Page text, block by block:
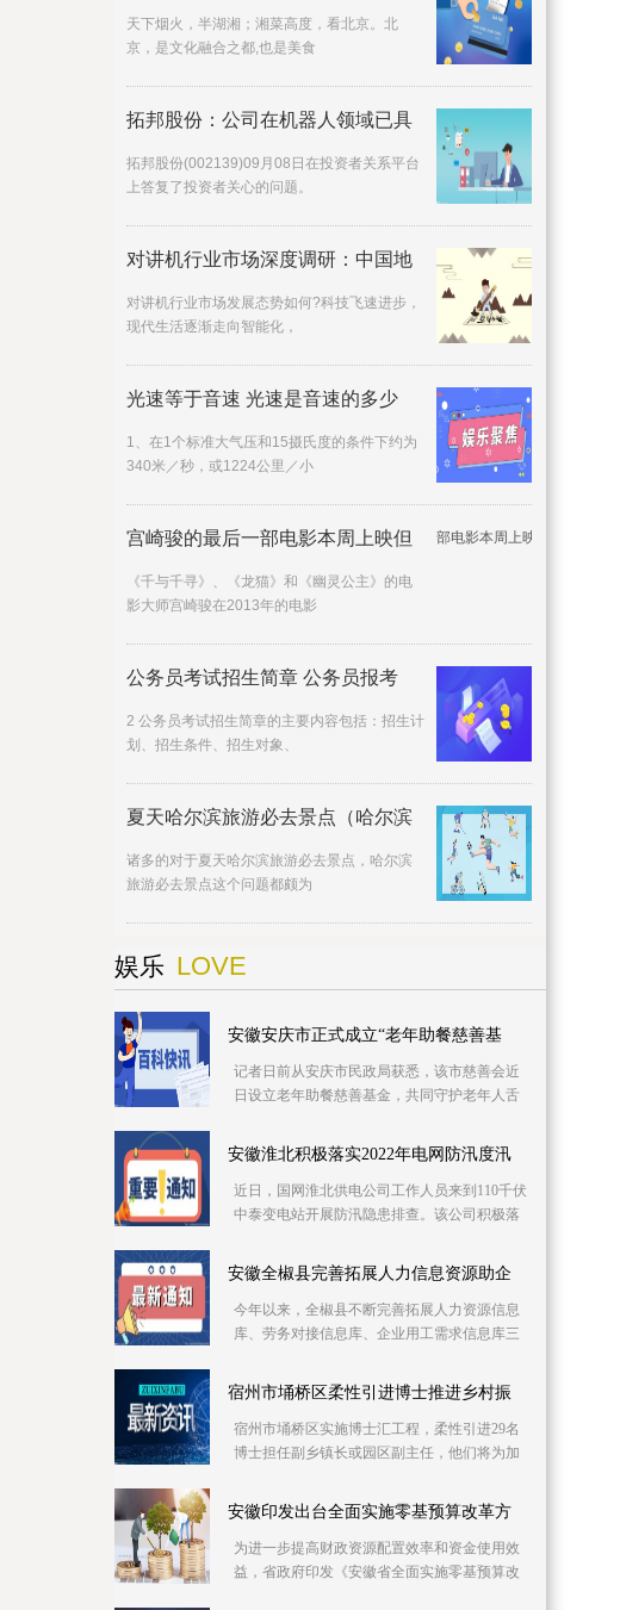
天下烟火，半湖湘；湘菜高度，看北京。北
京，是文化融合之都,也是美食
拓邦股份：公司在机器人领域已具
拓邦股份(002139)09月08日在投资者关系平台
上答复了投资者关心的问题。
对讲机行业市场深度调研：中国地
对讲机行业市场发展态势如何?科技飞速进步，
现代生活逐渐走向智能化，
光速等于音速 光速是音速的多少
1、在1个标准大气压和15摄氏度的条件下约为
340米／秒，或1224公里／小
宫崎骏的最后一部电影本周上映但
《千与千寻》、《龙猫》和《幽灵公主》的电
影大师宫崎骏在2013年的电影
公务员考试招生简章 公务员报考
2 公务员考试招生简章的主要内容包括：招生计
划、招生条件、招生对象、
夏天哈尔滨旅游必去景点（哈尔滨
诸多的对于夏天哈尔滨旅游必去景点，哈尔滨
旅游必去景点这个问题都颇为
娱乐 LOVE
安徽安庆市正式成立“老年助餐慈善基
记者日前从安庆市民政局获悉，该市慈善会近
日设立老年助餐慈善基金，共同守护老年人舌
年食堂、社
安徽淮北积极落实2022年电网防汛度汛
近日，国网淮北供电公司工作人员来到110千伏
中泰变电站开展防汛隐患排查。该公司积极落
推进极端
安徽全椒县完善拓展人力信息资源助企
今年以来，全椒县不断完善拓展人力资源信息
库、劳务对接信息库、企业用工需求信息库三
息1 2万个
宿州市埇桥区柔性引进博士推进乡村振
宿州市埇桥区实施博士汇工程，柔性引进29名
博士担任副乡镇长或园区副主任，他们将为加
前，博士专
安徽印发出台全面实施零基预算改革方
为进一步提高财政资源配置效率和资金使用效
益，省政府印发《安徽省全面实施零基预算改